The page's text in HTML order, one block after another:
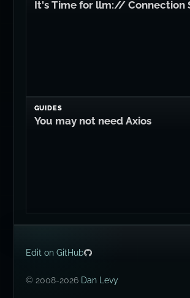
It's Time for llm:// Connection
GUIDES
You may not need Axios
Edit on GitHub
© 2008-2026 Dan Levy